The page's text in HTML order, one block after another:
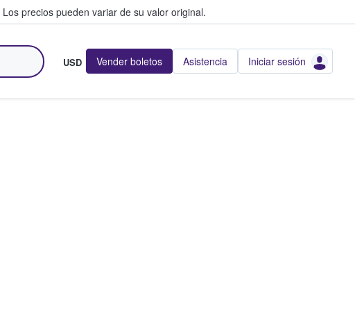
Los precios pueden variar de su valor original.
USD Vender boletos Asistencia Iniciar sesión